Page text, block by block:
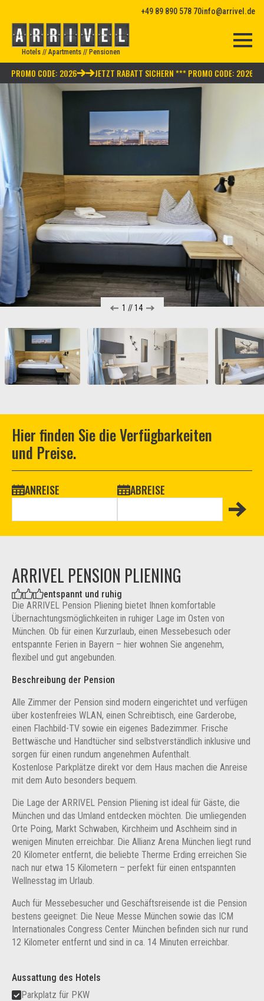
+49 89 890 578 70info@arrivel.de
Hotels // Apartments // Pensionen
PROMO CODE: 2026 JETZT RABATT SICHERN *** PROMO CODE: 2026
1 //14
Hier finden Sie die Verfügbarkeiten
und Preise.
ANREISE ABREISE
ARRIVEL PENSION PLIENING
entspannt und ruhig
Die ARRIVEL Pension Pliening bietet Ihnen komfortable
Übernachtungsmöglichkeiten in ruhiger Lage im Osten von
München. Ob für einen Kurzurlaub, einen Messebesuch oder
entspannte Ferien in Bayern – hier wohnen Sie angenehm,
flexibel und gut angebunden.
Beschreibung der Pension
Alle Zimmer der Pension sind modern eingerichtet und verfügen
über kostenfreies WLAN, einen Schreibtisch, eine Garderobe,
einen Flachbild-TV sowie ein eigenes Badezimmer. Frische
Bettwäsche und Handtücher sind selbstverständlich inklusive und
sorgen für einen rundum angenehmen Aufenthalt.
Kostenlose Parkplätze direkt vor dem Haus machen die Anreise
mit dem Auto besonders bequem.
Die Lage der ARRIVEL Pension Pliening ist ideal für Gäste, die
München und das Umland entdecken möchten. Die umliegenden
Orte Poing, Markt Schwaben, Kirchheim und Aschheim sind in
wenigen Minuten erreichbar. Die Allianz Arena München liegt rund
20 Kilometer entfernt, die beliebte Therme Erding erreichen Sie
nach nur etwa 15 Kilometern – perfekt für einen entspannten
Wellnesstag im Urlaub.
Auch für Messebesucher und Geschäftsreisende ist die Pension
bestens geeignet: Die Neue Messe München sowie das ICM
Internationales Congress Center München befinden sich nur rund
12 Kilometer entfernt und sind in ca. 14 Minuten erreichbar.
Aussattung des Hotels
Parkplatz für PKW